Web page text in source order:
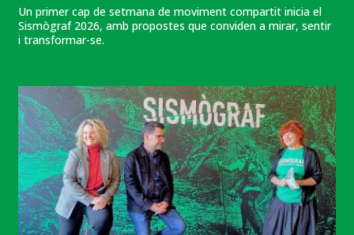
Un primer cap de setmana de moviment compartit inicia el
Sismògraf 2026, amb propostes que conviden a mirar, sentir
i transformar-se.